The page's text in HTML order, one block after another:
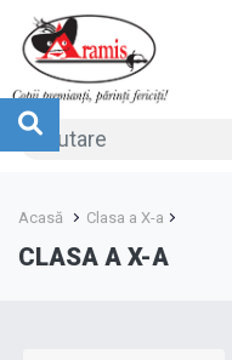
Acasă Clasa a X-a
CLASA A X-A